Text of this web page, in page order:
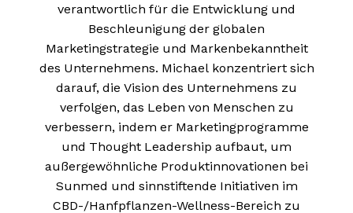
verantwortlich für die Entwicklung und
Beschleunigung der globalen
Marketingstrategie und Markenbekanntheit
des Unternehmens. Michael konzentriert sich
darauf, die Vision des Unternehmens zu
verfolgen, das Leben von Menschen zu
verbessern, indem er Marketingprogramme
und Thought Leadership aufbaut, um
außergewöhnliche Produktinnovationen bei
Sunmed und sinnstiftende Initiativen im
CBD-/Hanfpflanzen-Wellness-Bereich zu